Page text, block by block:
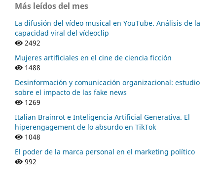
Más leídos del mes
La difusión del vídeo musical en YouTube. Análisis de la
capacidad viral del vídeoclip
2492
Mujeres artificiales en el cine de ciencia ficción
1488
Desinformación y comunicación organizacional: estudio
sobre el impacto de las fake news
1269
Italian Brainrot e Inteligencia Artificial Generativa. El
hiperengagement de lo absurdo en TikTok
1048
El poder de la marca personal en el marketing político
992